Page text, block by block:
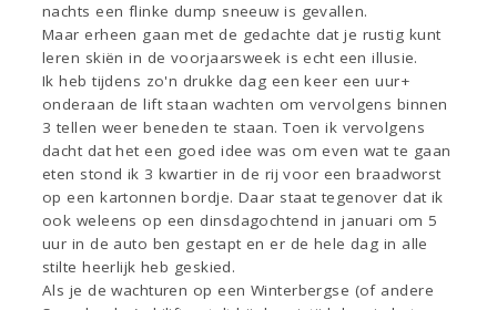
nachts een flinke dump sneeuw is gevallen.
Maar erheen gaan met de gedachte dat je rustig kunt
leren skiën in de voorjaarsweek is echt een illusie.
Ik heb tijdens zo'n drukke dag een keer een uur+
onderaan de lift staan wachten om vervolgens binnen
3 tellen weer beneden te staan. Toen ik vervolgens
dacht dat het een goed idee was om even wat te gaan
eten stond ik 3 kwartier in de rij voor een braadworst
op een kartonnen bordje. Daar staat tegenover dat ik
ook weleens op een dinsdagochtend in januari om 5
uur in de auto ben gestapt en er de hele dag in alle
stilte heerlijk heb geskied.
Als je de wachturen op een Winterbergse (of andere